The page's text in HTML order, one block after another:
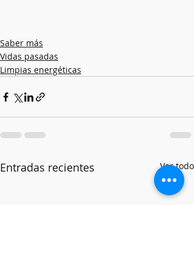
Saber más
Vidas pasadas
Limpias energéticas
Entradas recientes Ver todo